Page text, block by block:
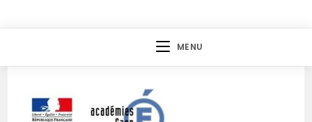
to
MENU